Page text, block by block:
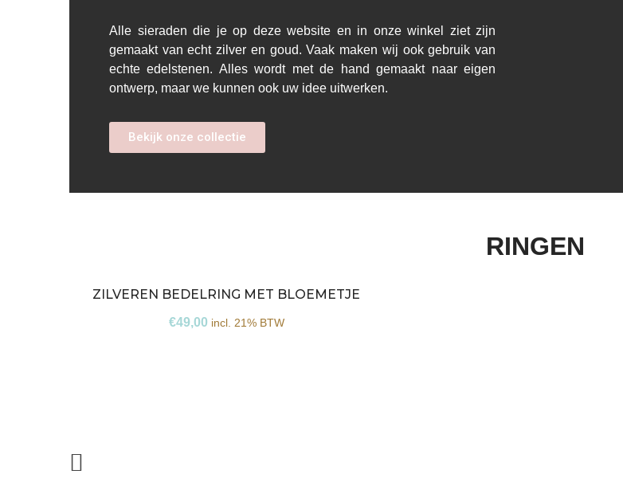
Alle sieraden die je op deze website en in onze winkel ziet zijn
gemaakt van echt zilver en goud. Vaak maken wij ook gebruik van
echte edelstenen. Alles wordt met de hand gemaakt naar eigen
ontwerp, maar we kunnen ook uw idee uitwerken.
Bekijk onze collectie
RINGEN
ZILVEREN BEDELRING MET BLOEMETJE
€49,00 incl. 21% BTW